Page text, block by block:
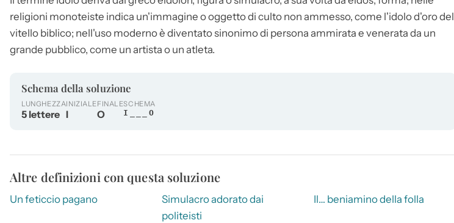
religioni monoteiste indica un'immagine o oggetto di culto non ammesso, come l'idolod'oro del
vitello biblico; nell'uso moderno è diventato sinonimo di persona ammirata e venerata da un
grande pubblico, come un artista o un atleta.
Schema della soluzione
LUNGHEZZA
5 lettere
INIZIALE
I
FINALE
O
SCHEMA
I___O
Altre definizioni con questa soluzione
Un feticcio pagano
Simulacro adorato dai
politeisti
Il… beniamino della folla